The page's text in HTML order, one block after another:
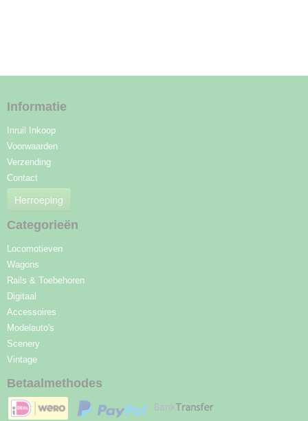
Informatie
Inruil Inkoop
Voorwaarden
Verzending
Contact
Herroeping
Categorieën
Locomotieven
Wagons
Rails & Toebehoren
Digitaal
Accessoires
Modelauto's
Scenery
Vintage
Betaalmethodes